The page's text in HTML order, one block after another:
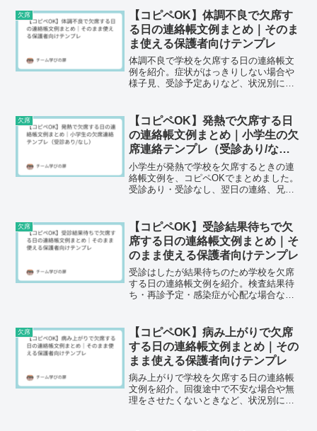
欠席
【コピペOK】体調不良で欠席す
る日の連絡帳文例まとめ｜そのま
ま使える保護者向けテンプレ
体調不良で学校を欠席する日の連絡帳文
例を紹介。症状がはっきりしない場合や
様子見、受診予定ありなど、状況別にコ
欠席
【コピペOK】発熱で欠席する日
の連絡帳文例まとめ｜小学生の欠
席連絡テンプレ（受診あり/な
し）
小学生が発熱で学校を欠席するときの連
絡帳文例を、コピペOKでまとめました。
受診あり・受診なし、翌日の連絡、兄弟
欠席
【コピペOK】受診結果待ちで欠
席する日の連絡帳文例まとめ｜そ
のまま使える保護者向けテンプレ
受診はしたが結果待ちのため学校を欠席
する日の連絡帳文例を紹介。検査結果待
ち・再診予定・感染症が心配な場合な
欠席
【コピペOK】病み上がりで欠席
する日の連絡帳文例まとめ｜その
まま使える保護者向けテンプレ
病み上がりで学校を欠席する日の連絡帳
文例を紹介。回復途中で不安な場合や無
理をさせたくないときなど、状況別にコ